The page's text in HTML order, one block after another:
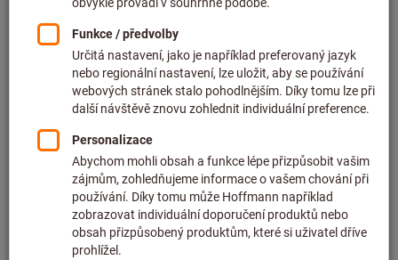
Cena za 1 ks
bez DPH v platné výši plus náklady na dopravu
Individuální ceny pro firemní zákazníky popřihlášení.
Do košíku